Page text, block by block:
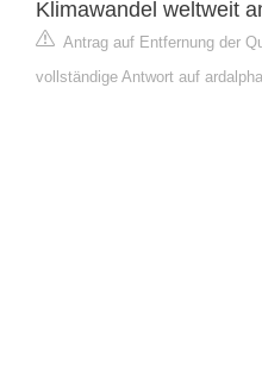
Klimawandel weltweit
Antrag auf Entfernung der
vollständige Antwort auf